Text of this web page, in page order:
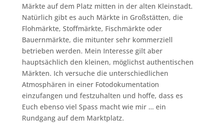
Märkte auf dem Platz mitten in der alten Kleinstadt.
Natürlich gibt es auch Märkte in Großstätten, die
Flohmärkte, Stoffmärkte, Fischmärkte oder
Bauernmärkte, die mitunter sehr kommerziell
betrieben werden. Mein Interesse gilt aber
hauptsächlich den kleinen, möglichst authentischen
Märkten. Ich versuche die unterschiedlichen
Atmosphären in einer Fotodokumentation
einzufangen und festzuhalten und hoffe, dass es
Euch ebenso viel Spass macht wie mir … ein
Rundgang auf dem Marktplatz.